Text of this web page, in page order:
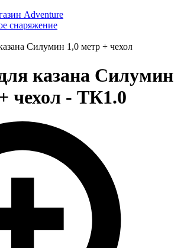
Adventure
снаряжение
Силумин 1,0 метр + чехол
казана Силумин
чехол - ТК1.0